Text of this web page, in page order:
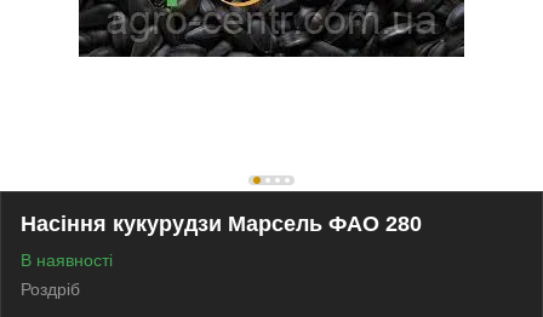
Насіння кукурудзи Марсель ФАО 280
В наявності
Роздріб